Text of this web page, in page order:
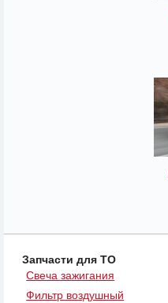
Запчасти для ТО
Свеча зажигания
Фильтр воздушный